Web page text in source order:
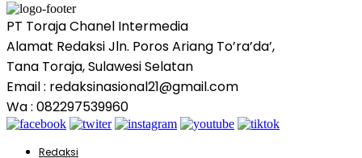
PT Toraja Chanel Intermedia
Alamat Redaksi Jln. Poros Ariang To’ra’da’,
Tana Toraja, Sulawesi Selatan
Email : redaksinasional21@gmail.com
Wa : 082297539960
Redaksi